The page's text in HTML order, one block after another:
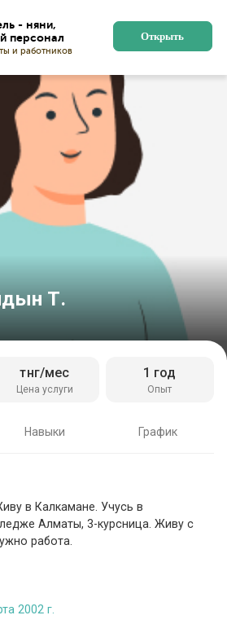
- няни,
Поиск работы и работников
Открыть
Т.
Цена услуги
тнг/мес
Опыт
1 год
Навыки График
в Калкамане. Учусь в
Алматы, 3-курсница. Живу с
работа.
2002 г.